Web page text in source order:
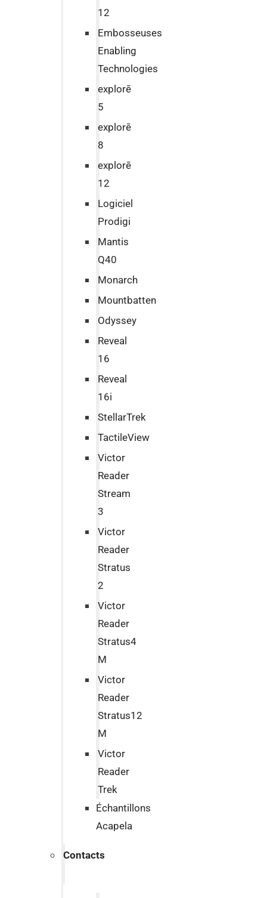
12
Embosseuses
Enabling
Technologies
explorē
5
explorē
8
explorē
12
Logiciel
Prodigi
Mantis
Q40
Monarch
Mountbatten
Odyssey
Reveal
16
Reveal
16i
StellarTrek
TactileView
Victor
Reader
Stream
3
Victor
Reader
Stratus
2
Victor
Reader
Stratus4
M
Victor
Reader
Stratus12
M
Victor
Reader
Trek
Échantillons
Acapela
Contacts